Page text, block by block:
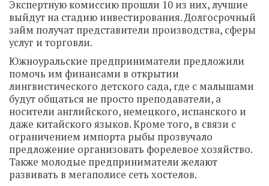
Экспертную комиссию прошли 10 из них, лучшие
выйдут на стадию инвестирования. Долгосрочный
займ получат представители производства, сферы
услуг и торговли.
Южноуральские предприниматели предложили
помочь им финансами в открытии
лингвистического детского сада, где с малышами
будут общаться не просто преподаватели, а
носители английского, немецкого, испанского и
даже китайского языков. Кроме того, в связи с
ограничением импорта рыбы прозвучало
предложение организовать форелевое хозяйство.
Также молодые предприниматели желают
развивать в мегаполисе сеть хостелов.